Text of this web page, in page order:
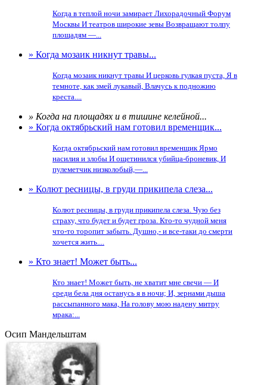
Когда в теплой ночи замирает Лихорадочный Форум
Москвы И театров широкие зевы Возвращают толпу
площадям —...
» Когда мозаик никнут травы...
Когда мозаик никнут травы И церковь гулкая пуста, Я в
темноте, как змей лукавый, Влачусь к подножию
креста....
» Когда на площадях и в тишине келейной...
» Когда октябрьский нам готовил временщик...
Когда октябрьский нам готовил временщик Ярмо
насилия и злобы И ощетинился убийца-броневик, И
пулеметчик низколобый,—...
» Колют ресницы, в груди прикипела слеза...
Колют ресницы, в груди прикипела слеза. Чую без
страху, что будет и будет гроза. Кто-то чудной меня
что-то торопит забыть. Душно,- и все-таки до смерти
хочется жить....
» Кто знает! Может быть...
Кто знает! Может быть, не хватит мне свечи — И
среди бела дня останусь я в ночи; И, зернами дыша
рассыпанного мака, На голову мою надену митру
мрака:...
Осип Мандельштам